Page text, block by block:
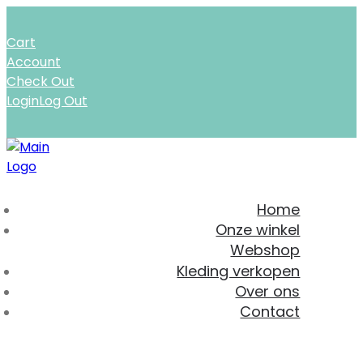
Cart
Account
Check Out
LoginLog Out
Home
Onze winkel
Webshop
Kleding verkopen
Over ons
Contact